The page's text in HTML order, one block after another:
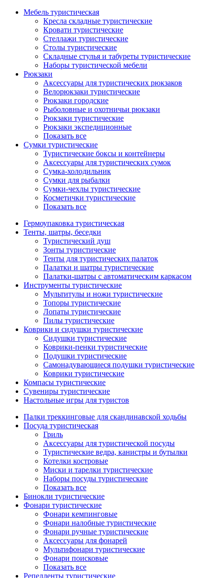
Мебель туристическая
Кресла складные туристические
Кровати туристические
Стеллажи туристические
Столы туристические
Складные стулья и табуреты туристические
Наборы туристической мебели
Рюкзаки
Аксессуары для туристических рюкзаков
Велорюкзаки туристические
Рюкзаки городские
Рыболовные и охотничьи рюкзаки
Рюкзаки туристические
Рюкзаки экспедиционные
Показать все
Сумки туристические
Туристические боксы и контейнеры
Аксессуары для туристических сумок
Сумка-холодильник
Сумки для рыбалки
Сумки-чехлы туристические
Косметички туристические
Показать все
Гермоупаковка туристическая
Тенты, шатры, беседки
Туристический душ
Зонты туристические
Тенты для туристических палаток
Палатки и шатры туристические
Палатки-шатры с автоматическим каркасом
Инструменты туристические
Мультитулы и ножи туристические
Топоры туристические
Лопаты туристические
Пилы туристические
Коврики и сидушки туристические
Сидушки туристические
Коврики-пенки туристические
Подушки туристические
Самонадувающиеся подушки туристические
Коврики туристические
Компасы туристические
Сувениры туристические
Настольные игры для туристов
Палки треккинговые для скандинавской ходьбы
Посуда туристическая
Гриль
Аксессуары для туристической посуды
Туристические ведра, канистры и бутылки
Котелки костровые
Миски и тарелки туристические
Наборы посуды туристические
Показать все
Бинокли туристические
Фонари туристические
Фонари кемпинговые
Фонари налобные туристические
Фонари ручные туристические
Аксессуары для фонарей
Мультифонари туристические
Фонари поисковые
Показать все
Репелленты туристические